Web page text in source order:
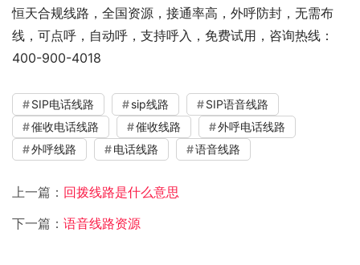
恒天合规线路，全国资源，接通率高，外呼防封，无需布
线，可点呼，自动呼，支持呼入，免费试用，咨询热线：
400-900-4018
SIP电话线路 sip线路
SIP语音线路
催收电话线路
催收线路
外呼电话线路
外呼线路
电话线路 语音线路
上一篇： 回拨线路是什么意思
下一篇： 语音线路资源